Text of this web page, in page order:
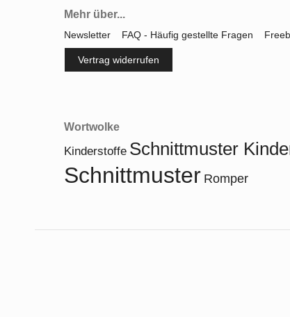
Mehr über...
Newsletter FAQ - Häufig gestellte Fragen
Vertrag widerrufen
Wortwolke
Kinderstoffe Schnittmuster
Schnittmuster Romper